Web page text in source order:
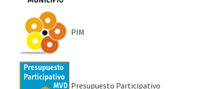
PIM
Presupuesto Participativo